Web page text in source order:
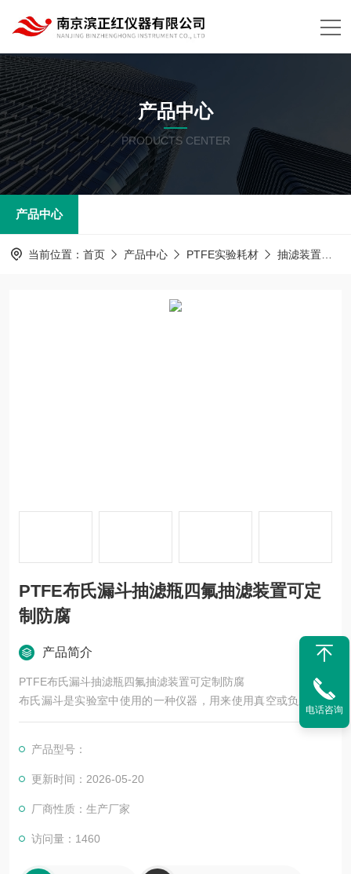
产品中心
PRODUCTS CENTER
产品中心
当前位置： 首页 产品中心 PTFE实验耗材 抽滤装置
PTFE布氏漏斗抽滤瓶四氟抽滤装置可定
制防腐
产品简介
PTFE布氏漏斗抽滤瓶四氟抽滤装置可定制防腐
布氏漏斗是实验室中使用的一种仪器，用来使用真空或负压力抽
吸进行过滤。布氏漏斗可代替陶瓷布氏漏斗，避免碎裂，聚四氟
滤也可与吸滤瓶配套，用于无机制备中晶体或粗颗粒沉淀的减压
过滤，可防止腐蚀性溶剂溅出。
产品型号：
更新时间：2026-05-20
厂商性质：生产厂家
访问量：1460
电话咨询